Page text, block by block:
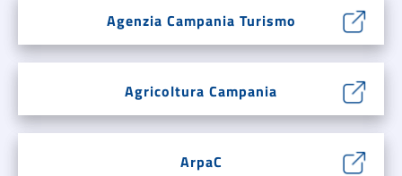
Agenzia Campania Turismo
Agricoltura Campania
ArpaC